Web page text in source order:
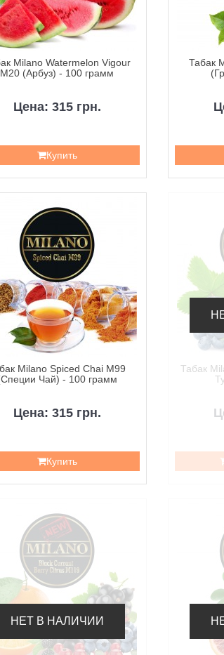
Milano Watermelon Vigour
M20 (Арбуз) - 100 грамм
Цена: 315 грн.
Купить
Табак
Milano Spiced Chai M99
Чай) - 100 грамм
Цена: 315 грн.
Купить
Табак
НЕТ В НАЛИЧИИ